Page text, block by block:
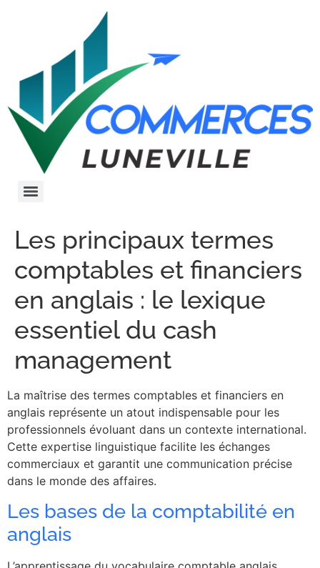
Les principaux termes
comptables et financiers
en anglais : le lexique
essentiel du cash
management
La maîtrise des termes comptables et financiers en
anglais représente un atout indispensable pour les
professionnels évoluant dans un contexte international.
Cette expertise linguistique facilite les échanges
commerciaux et garantit une communication précise
dans le monde des affaires.
Les bases de la comptabilité en
anglais